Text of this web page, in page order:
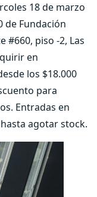
18 de marzo
de Fundación
#660, piso -2, Las
en
los $18.000
para
Entradas en
agotar stock.